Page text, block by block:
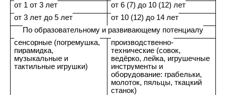
от 1 от 3 лет
от 6 (7) до 10 (12) лет
от 3 лет до 5 лет
от 10 (12) до 14 лет
По образовательному и развивающему потенциалу
сенсорные (погремушка,
пирамидка,
музыкальные и
тактильные игрушки)
производственно-
технические (совок,
ведёрко, лейка, игрушечные
инструменты и
оборудование: грабельки,
молоток, пяльцы, ткацкий
станок)